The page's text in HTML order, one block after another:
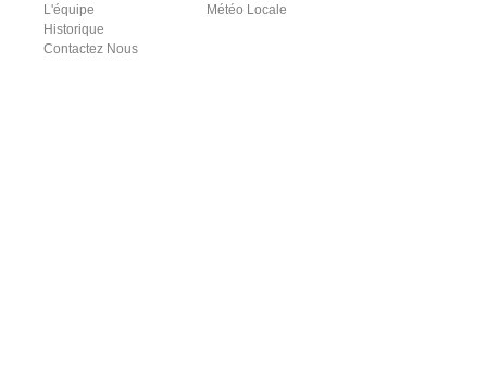
L'équipe
Historique
Contactez Nous
Météo Locale